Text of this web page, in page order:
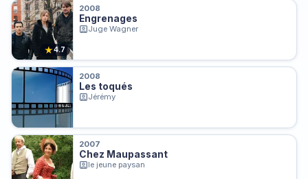
★4.7
2008
Engrenages
Juge Wagner
2008
Les toqués
Jérémy
2007
Chez Maupassant
le jeune paysan